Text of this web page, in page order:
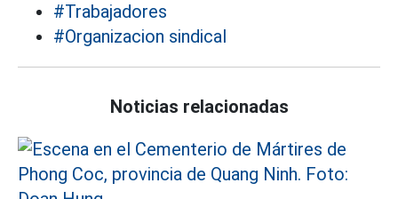
#Trabajadores
#Organizacion sindical
Noticias relacionadas